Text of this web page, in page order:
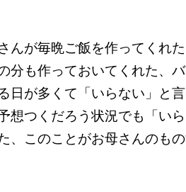
んが毎晩ご飯を作ってくれ
分も作っておいてくれた、
日が多くて「いらない」と
想つくだろう状況でも「い
、このことがお母さんのも